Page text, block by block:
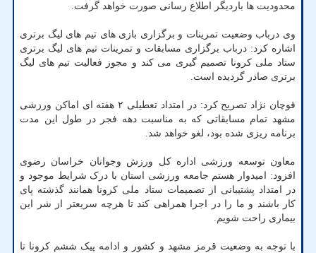
محدودیت ها باردیگر اطلاع رسانی صورت خواهد گرفت.
وی درباب وضعیت تمرینات و برگزاری بازی های تیم های لیگ برتری
اشاره کرد: درباب برگزاری مسابقات و تمرینات تیم های لیگ برتری
ستاد ملی کرونا تصمیم گیری می کند و مجوز فعالیت تیم های لیگ
برتری صادر گردیده است.
قوچان نژاد تصریح کرد: در امتداد تعطیلی ۲ هفته ای اماکن ورزشی
مشهد تمام مسابقاتی که به مناسبت دهه فجر در طول این مدت
برنامه ریزی شده بود، لغو خواهد شد.
معاون توسعه ورزشی اداره کل ورزش وجوانان خراسان رضوی
افزود: امیدوار هستم جامعه ورزشی استان با درک شرایط موجود و
در امتداد پشتیبانی از تصمیمات ستاد ملی کرونا همانند گذشته پای
کار باشند و ما را در اجرا همراهی کند تا هرچه سریعتر از شر این
بیماری راحت شویم.
با توجه به وضعیت قرمز مشهد و کشور و ادامه پیک ششم کرونا تا